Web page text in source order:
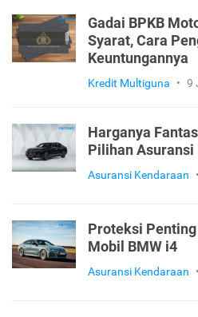
Gadai BPKB
Syarat, Cara
Keuntungannya
Kredit Multiguna • 9
Harganya
Pilihan
Asuransi Kendaraan •
Proteksi
Mobil BMW i4
Asuransi Kendaraan •